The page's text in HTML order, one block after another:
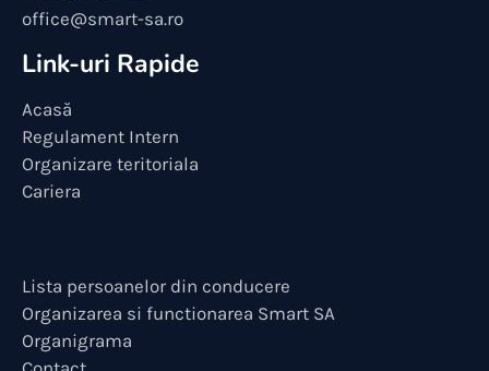
office@smart-sa.ro
Link-uri Rapide
Acasă
Regulament Intern
Organizare teritoriala
Cariera
Lista persoanelor din conducere
Organizarea si functionarea Smart SA
Organigrama